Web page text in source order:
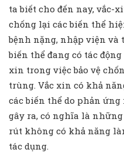
ta biết cho đến nay, vắc-
chống lại các biến thể
bệnh nặng, nhập viện và
biến thể đang có tác
xin trong việc bảo vệ
trùng. Vắc xin có khả
các biến thể do phản
gây ra, có nghĩa là
rút không có khả năng
tác dụng.